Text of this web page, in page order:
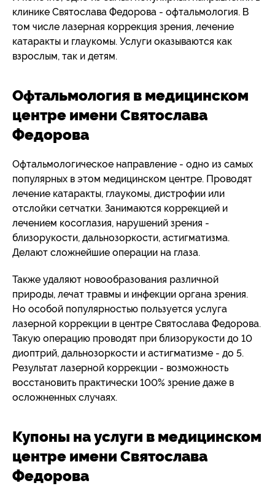
клинике Святослава Федорова - офтальмология. В
том числе лазерная коррекция зрения, лечение
катаракты и глаукомы. Услуги оказываются как
взрослым, так и детям.
Офтальмология в медицинском
центре имени Святослава
Федорова
Офтальмологическое направление - одно из самых
популярных в этом медицинском центре. Проводят
лечение катаракты, глаукомы, дистрофии или
отслойки сетчатки. Занимаются коррекцией и
лечением косоглазия, нарушений зрения -
близорукости, дальнозоркости, астигматизма.
Делают сложнейшие операции на глаза.
Также удаляют новообразования различной
природы, лечат травмы и инфекции органа зрения.
Но особой популярностью пользуется услуга
лазерной коррекции в центре Святослава Федорова.
Такую операцию проводят при близорукости до 10
диоптрий, дальнозоркости и астигматизме - до 5.
Результат лазерной коррекции - возможность
восстановить практически 100% зрение даже в
осложненных случаях.
Купоны на услуги в медицинском
центре имени Святослава
Федорова